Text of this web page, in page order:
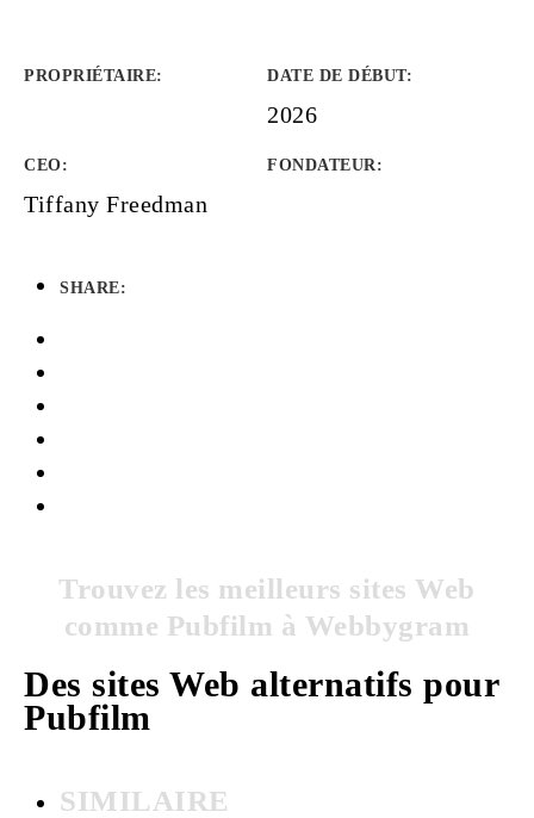
PROPRIÉTAIRE: DATE DE DÉBUT:
2026
CEO:
Tiffany Freedman
FONDATEUR:
SHARE:
Trouvez les meilleurs sites Web
comme Pubfilm à Webbygram
Des sites Web alternatifs pour
Pubfilm
SIMILAIRE